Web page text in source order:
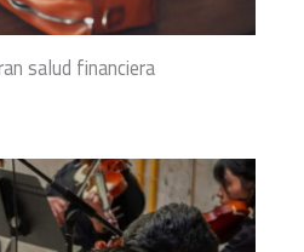
salud financiera